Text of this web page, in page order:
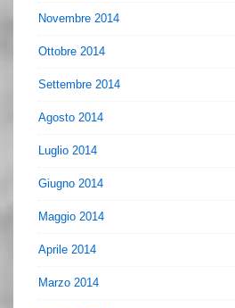
Novembre 2014
Ottobre 2014
Settembre 2014
Agosto 2014
Luglio 2014
Giugno 2014
Maggio 2014
Aprile 2014
Marzo 2014